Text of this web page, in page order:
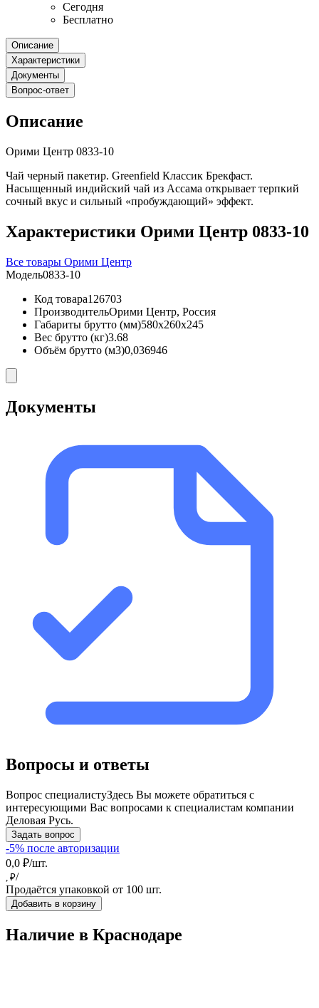
Сегодня
Бесплатно
Описание
Характеристики
Документы
Вопрос-ответ
Описание
Орими Центр 0833-10
Чай черный пакетир. Greenfield Классик Брекфаст.
Насыщенный индийский чай из Ассама открывает терпкий
сочный вкус и сильный «пробуждающий» эффект.
Характеристики Орими Центр 0833-10
Все товары Орими Центр
Модель0833-10
Код товара126703
ПроизводительОрими Центр, Россия
Габариты брутто (мм)580x260x245
Вес брутто (кг)3.68
Объём брутто (м3)0,036946
Документы
Вопросы и ответы
Вопрос специалистуЗдесь Вы можете обратиться с
интересующими Вас вопросами к специалистам компании
Деловая Русь.
Задать вопрос
-5% после авторизации
0,0 ₽/шт.
, ₽/
Продаётся упаковкой от 100 шт.
Добавить в корзину
Наличие в Краснодарe